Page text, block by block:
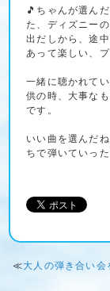
🎵ちゃんが選ん
た、ディズニー
出だしから、途
あって楽しい、
一緒に聴かれて
供の時、大事な
です。
いい曲を選んだ
ちで弾いていっ
≪大人の弾き合い